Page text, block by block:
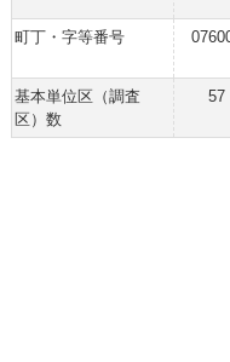
町丁・字等番号
基本単位区（調査
区）数
57